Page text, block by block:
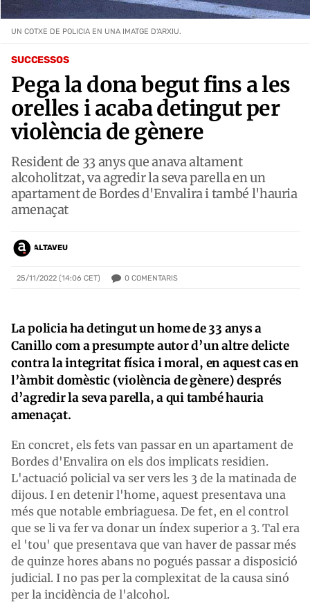
SUCCESSOS
Pega la dona begut fins a les
orelles i acaba detingut per
violència de gènere
Resident de 33 anys que anava altament
alcoholitzat, va agredir la seva parella en un
apartament de Bordes d'Envalira i també l'hauria
amenaçat
ALTAVEU
25/11/2022 (14:06 CET) 0 COMENTARIS
UN COTXE DE POLICIA EN UNA IMATGE D'ARXIU.
La policia ha detingut un home de 33 anys a
Canillo com a presumpte autor d’un altre delicte
contra la integritat física i moral, en aquest cas en
l’àmbit domèstic (violència de gènere) després
d’agredir la seva parella, a qui també hauria
amenaçat.
En concret, els fets van passar en un apartament de
Bordes d'Envalira on els dos implicats residien.
L'actuació policial va ser vers les 3 de la matinada de
dijous. I en detenir l'home, aquest presentava una
més que notable embriaguesa. De fet, en el control
que se li va fer va donar un índex superior a 3. Tal era
el 'tou' que presentava que van haver de passar més
de quinze hores abans no pogués passar a disposició
judicial. I no pas per la complexitat de la causa sinó
per la incidència de l'alcohol.